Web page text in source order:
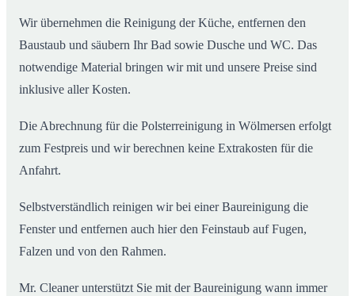
Wir übernehmen die Reinigung der Küche, entfernen den
Baustaub und säubern Ihr Bad sowie Dusche und WC. Das
notwendige Material bringen wir mit und unsere Preise sind
inklusive aller Kosten.
Die Abrechnung für die Polsterreinigung in Wölmersen erfolgt
zum Festpreis und wir berechnen keine Extrakosten für die
Anfahrt.
Selbstverständlich reinigen wir bei einer Baureinigung die
Fenster und entfernen auch hier den Feinstaub auf Fugen,
Falzen und von den Rahmen.
Mr. Cleaner unterstützt Sie mit der Baureinigung wann immer